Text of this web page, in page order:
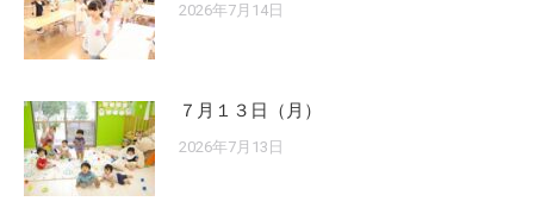
2026年7月14日
７月１３日（月）
2026年7月13日